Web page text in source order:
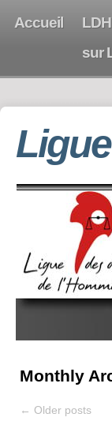
Accueil
sur
Monthly
← Older posts